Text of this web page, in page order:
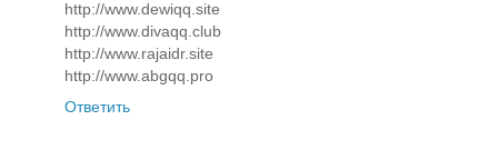
http://www.dewiqq.site
http://www.divaqq.club
http://www.rajaidr.site
http://www.abgqq.pro
Ответить